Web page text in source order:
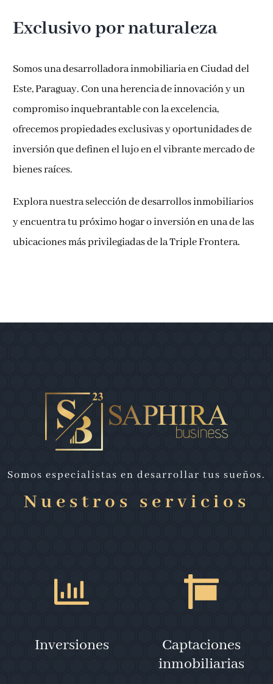
Exclusivo por naturaleza
Somos una desarrolladora inmobiliaria en Ciudad del
Este, Paraguay. Con una herencia de innovación y un
compromiso inquebrantable con la excelencia,
ofrecemos propiedades exclusivas y oportunidades de
inversión que definen el lujo en el vibrante mercado de
bienes raíces.
Explora nuestra selección de desarrollos inmobiliarios
y encuentra tu próximo hogar o inversión en una de las
ubicaciones más privilegiadas de la Triple Frontera.
Somos especialistas en desarrollar tus sueños.
Nuestros servicios
Inversiones
Captaciones
inmobiliarias